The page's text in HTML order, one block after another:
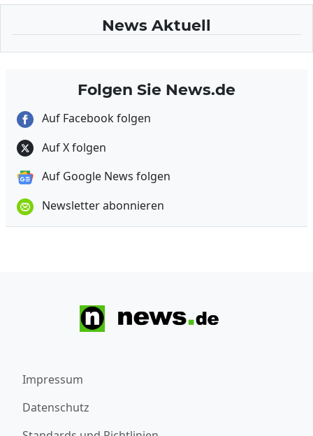
News Aktuell
Folgen Sie News.de
Auf Facebook folgen
Auf X folgen
Auf Google News folgen
Newsletter abonnieren
Impressum
Datenschutz